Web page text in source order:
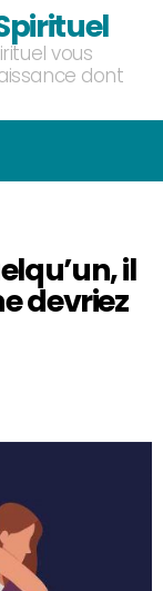
vous
dont
il
devriez